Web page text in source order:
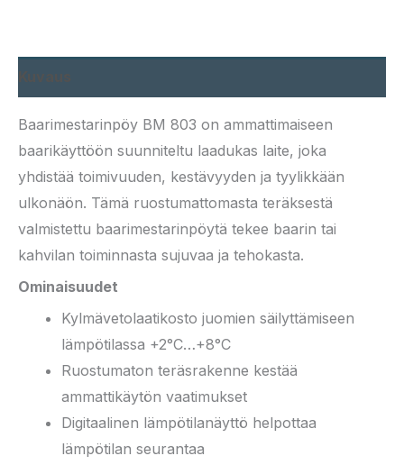
Baarimestarinpöy BM 803 on ammattimaiseen
baarikäyttöön suunniteltu laadukas laite, joka
yhdistää toimivuuden, kestävyyden ja tyylikkään
ulkonäön. Tämä ruostumattomasta teräksestä
valmistettu baarimestarinpöytä tekee baarin tai
kahvilan toiminnasta sujuvaa ja tehokasta.
Ominaisuudet
Kylmävetolaatikosto juomien säilyttämiseen
lämpötilassa +2°C…+8°C
Ruostumaton teräsrakenne kestää
ammattikäytön vaatimukset
Digitaalinen lämpötilanäyttö helpottaa
lämpötilan seurantaa